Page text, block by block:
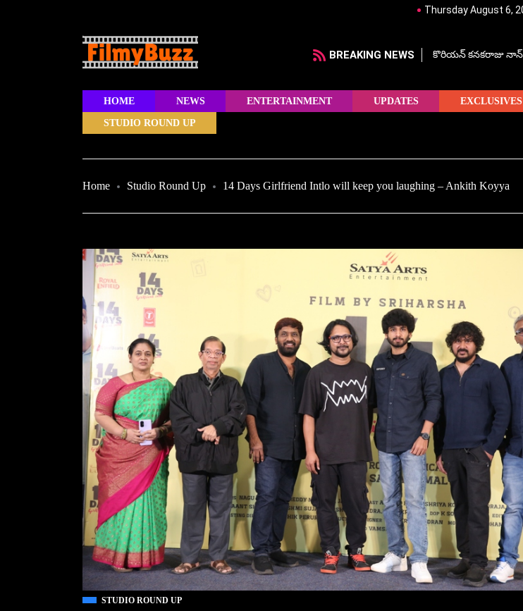
Thursday August 6,
BREAKING NEWS కొరియన్ కనకరాజు
HOME NEWS ENTERTAINMENT UPDATES EXCLUSIVES
STUDIO ROUND UP
Home Studio Round Up 14 Days Girlfriend Intlo will keep you laughing – Ankith Koyya
STUDIO ROUND UP